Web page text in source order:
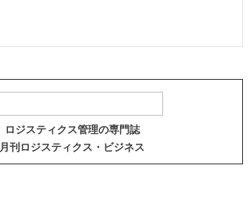
ロジスティクス管理の専門誌
月刊ロジスティクス・ビジネス